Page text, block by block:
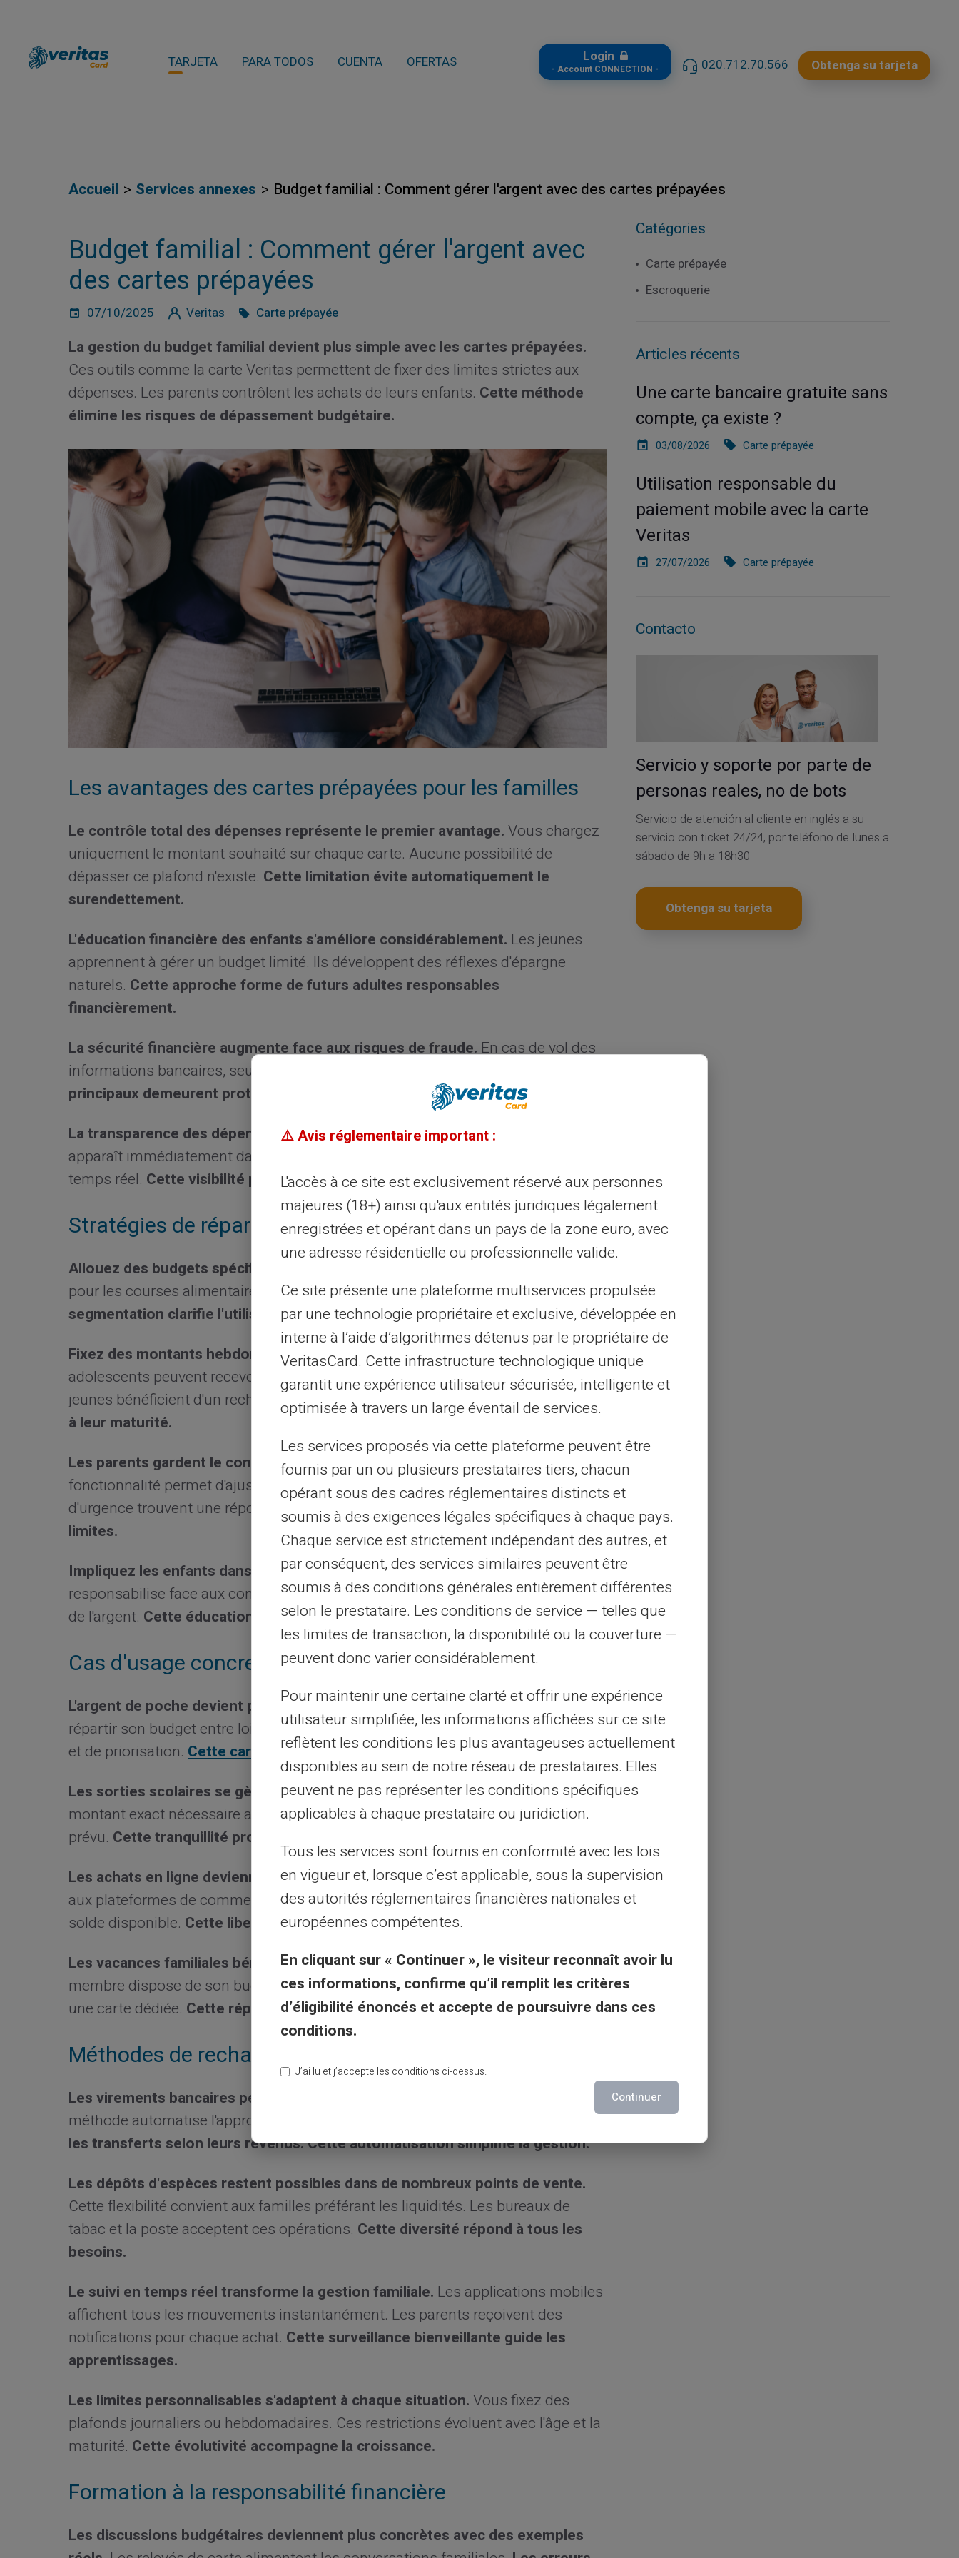
TARJETA PARA TODOS CUENTA OFERTAS Login
- Account CONNECTION - 020.712.70.566 Obtenga su tarjeta
Accueil Services annexes Budget familial : Comment gérer l'argent avec des cartes prépayées
Budget familial : Comment gérer l'argent avec
des cartes prépayées
07/10/2025 Veritas Carte prépayée
La gestion du budget familial devient plus simple avec les cartes prépayées.
Ces outils comme la carte Veritas permettent de fixer des limites strictes aux
dépenses. Les parents contrôlent les achats de leurs enfants. Cette méthode
élimine les risques de dépassement budgétaire.
Les avantages des cartes prépayées pour les familles
Le contrôle total des dépenses représente le premier avantage.Vous chargez
uniquement le montant souhaité sur chaque carte. Aucune possibilité de
dépasser ce plafond n'existe. Cette limitation évite automatiquement le
surendettement.
L'éducation financière des enfants s'améliore considérablement. Les jeunes
apprennent à gérer un budget limité. Ils développent des réflexes d'épargne
naturels. Cette approche forme de futurs adultes responsables
financièrement.
La sécurité financière augmente face aux risques de fraude.En cas de vol des
informations bancaires, seul le montant chargé reste vulnérable.
principaux demeurent protégés. Cette protection limite les dégâts potentiels.
La transparence des dépenses facilite le suivi budgétaire.Chaque transaction
apparaît immédiatement dans l'application. Les parents visualisent les achats en
temps réel. Cette visibilité permet des ajustements rapides.
Stratégies de répartition budgétaire familiale
Allouez des budgets spécifiques à chaque poste de dépense.
pour les courses alimentaires. Dédiez une autre aux frais de transport.Cette
segmentation clarifie l'utilisation de l'argent.
Fixez des montants hebdomadaires ou mensuels selon les besoins.Les
adolescents peuvent recevoir leur argent de poche mensuel. Les enfants plus
jeunes bénéficient d'un rechargement hebdomadaire.Cette fréquence s'adapte
à leur maturité.
Les parents gardent le contrôle des rechargements à distance.Cette
fonctionnalité permet d'ajuster les budgets instantanément. Les situations
d'urgence trouvent une réponse rapide. La flexibilité reste totale malgré les
limites.
Impliquez les enfants dans la définition des budgets.Cette participation les
responsabilise face aux contraintes financières. Ils comprennent mieux la valeur
de l'argent. Cette éducation forge leur caractère.
Cas d'usage concrets en famille
L'argent de poche devient plus éducatif avec cette méthode.L'enfant apprend à
répartir son budget entre loisirs et économies. Il développe sa capacité de choix
et de priorisation. Cette carte prépayéeaccompagne cet apprentissage.
Les sorties scolaires se gèrent sans stress pour les parents.Vous chargez le
montant exact nécessaire avant le départ. L'enfant ne peut dépenser plus que
prévu. Cette tranquillité profite à toute la famille.
Les achats en ligne deviennent sécurisés pour les adolescents.Ils accèdent
aux plateformes de commerce électronique. Leurs dépenses restent limitées au
solde disponible. Cette liberté encadrée développe leur autonomie.
Les vacances familiales bénéficient de cette organisation budgétaire.Chaque
membre dispose de son budget personnel. Les dépenses communes utilisent
une carte dédiée. Cette répartition évite les conflits financiers.
Méthodes de rechargement et de suivi
Les virements bancaires permettent des rechargements réguliers.
méthode automatise l'approvisionnement des cartes.
Les parents programment
les transferts selon leurs revenus. Cette automatisation simplifie la gestion.
Les dépôts d'espèces restent possibles dans de nombreux points de vente.
Cette flexibilité convient aux familles préférant les liquidités. Les bureaux de
tabac et la poste acceptent ces opérations. Cette diversité répond à tous les
besoins.
Le suivi en temps réel transforme la gestion familiale. Les applications mobiles
affichent tous les mouvements instantanément. Les parents reçoivent des
notifications pour chaque achat. Cette surveillance bienveillante guide les
apprentissages.
Les limites personnalisables s'adaptent à chaque situation.Vous fixez des
plafonds journaliers ou hebdomadaires. Ces restrictions évoluent avec l'âge et la
maturité. Cette évolutivité accompagne la croissance.
Formation à la responsabilité financière
Les discussions budgétaires deviennent plus concrètes avec des exemples
Catégories
Carte prépayée
Escroquerie
Articles récents
Une carte bancaire gratuite sans
compte, ça existe ?
03/08/2026 Carte prépayée
Utilisation responsable du
paiement mobile avec la carte
Veritas
27/07/2026 Carte prépayée
Contacto
Servicio y soporte por parte de
personas reales, no de bots
Servicio de atención al cliente en inglés a su
servicio con ticket 24/24, por teléfono de lunes a
sábado de 9h a 18h30
Obtenga su tarjeta
⚠️ Avis réglementaire important :
L'accès à ce site est exclusivement réservé aux personnes
majeures (18+) ainsi qu'aux entités juridiques légalement
enregistrées et opérant dans un pays de la zone euro, avec
une adresse résidentielle ou professionnelle valide.
Ce site présente une plateforme multiservices propulsée
par une technologie propriétaire et exclusive, développée en
interne à l’aide d’algorithmes détenus par le propriétaire de
VeritasCard. Cette infrastructure technologique unique
garantit une expérience utilisateur sécurisée, intelligente et
optimisée à travers un large éventail de services.
Les services proposés via cette plateforme peuvent être
fournis par un ou plusieurs prestataires tiers, chacun
opérant sous des cadres réglementaires distincts et
soumis à des exigences légales spécifiques à chaque pays.
Chaque service est strictement indépendant des autres, et
par conséquent, des services similaires peuvent être
soumis à des conditions générales entièrement différentes
selon le prestataire. Les conditions de service — telles que
les limites de transaction, la disponibilité ou la couverture —
peuvent donc varier considérablement.
Pour maintenir une certaine clarté et offrir une expérience
utilisateur simplifiée, les informations affichées sur ce site
reflètent les conditions les plus avantageuses actuellement
disponibles au sein de notre réseau de prestataires. Elles
peuvent ne pas représenter les conditions spécifiques
applicables à chaque prestataire ou juridiction.
Tous les services sont fournis en conformité avec les lois
en vigueur et, lorsque c’est applicable, sous la supervision
des autorités réglementaires financières nationales et
européennes compétentes.
En cliquant sur « Continuer », le visiteur reconnaît avoir lu
ces informations, confirme qu’il remplit les critères
d’éligibilité énoncés et accepte de poursuivre dans ces
conditions.
J’ai lu et j’accepte les conditions ci-dessus.
Continuer